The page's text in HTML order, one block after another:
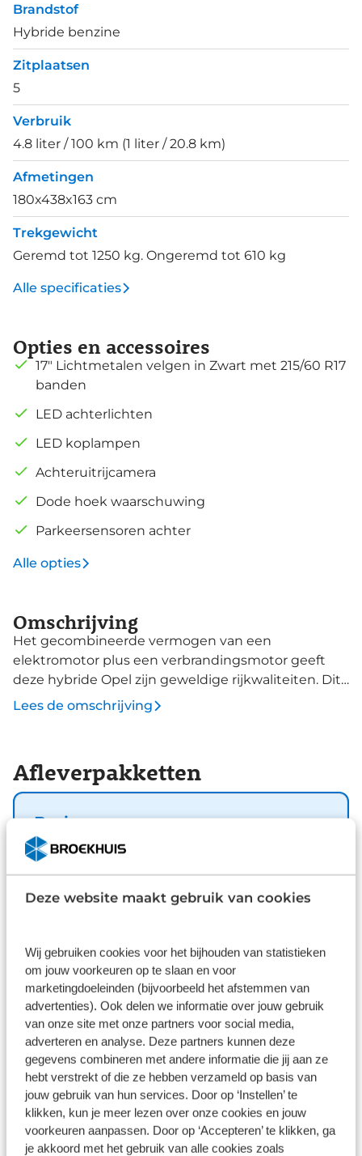
Deze website maakt gebruik van cookies
Wij gebruiken cookies voor het bijhouden van statistieken
om jouw voorkeuren op te slaan en voor
marketingdoeleinden (bijvoorbeeld het afstemmen van
advertenties). Ook delen we informatie over jouw gebruik
van onze site met onze partners voor social media,
adverteren en analyse. Deze partners kunnen deze
gegevens combineren met andere informatie die jij aan ze
hebt verstrekt of die ze hebben verzameld op basis van
jouw gebruik van hun services. Door op ‘Instellen’ te
klikken, kun je meer lezen over onze cookies en jouw
voorkeuren aanpassen. Door op ‘Accepteren’ te klikken, ga
je akkoord met het gebruik van alle cookies zoals
Brandstof
Hybride benzine
Zitplaatsen
5
Verbruik
4.8 liter / 100 km (1 liter / 20.8 km)
Afmetingen
180x438x163 cm
Trekgewicht
Geremd tot 1250 kg. Ongeremd tot 610 kg
Alle specificaties
Opties en accessoires
17" Lichtmetalen velgen in Zwart met 215/60 R17
banden
LED achterlichten
LED koplampen
Achteruitrijcamera
Dode hoek waarschuwing
Parkeersensoren achter
Alle opties
Omschrijving
Het gecombineerde vermogen van een
elektromotor plus een verbrandingsmotor geeft
deze hybride Opel zijn geweldige rijkwaliteiten. Dit
is een nieuwe auto, hij is nu direct leverbaar. De
elektrische handrem, donker getint glas achter, in
delen neerklapbare achterbank en LED-
achterlichten. Een handige optie is de
achteruitrijcamera. Achteruitrijden, inparkeren en
manoeuvreren gaat gemakkelijker dan ooit. Het
maakt niet uit hoe warm het buiten is, want met de
airconditioning bepaalt u zelf de
door intelligente veiligheidssystemen. Wordt dit
uw nieuwe auto? We verwelkomen u graag om u
deze Frontera te laten zien, en dan leggen we u ook
uit welke financieringsvormen we erbij kunnen
aanbieden.
Lees de omschrijving
Afleverpakketten
Basis
Inbegrepen
logisch dat u op kwaliteit kunt rekenen en we laten
Gekozen Inhoud
Wat klanten over ons zeggen
9,111249 reviews